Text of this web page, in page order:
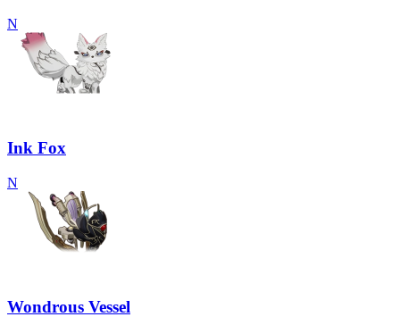
N
Ink Fox
N
Wondrous Vessel